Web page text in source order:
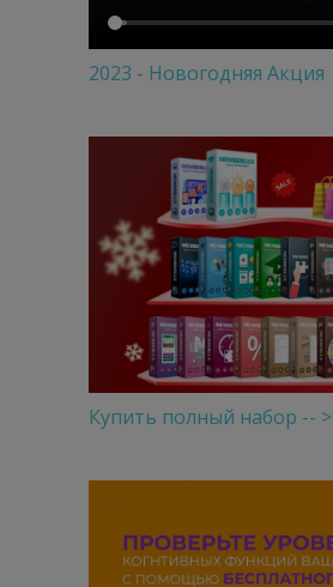
2023 - Новогодняя Акция
Купить полный набор -- >